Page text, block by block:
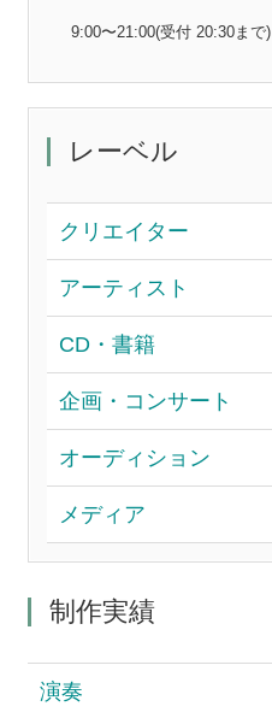
9:00〜21:00(受付 20:30まで)
レーベル
クリエイター
アーティスト
CD・書籍
企画・コンサート
オーディション
メディア
制作実績
演奏